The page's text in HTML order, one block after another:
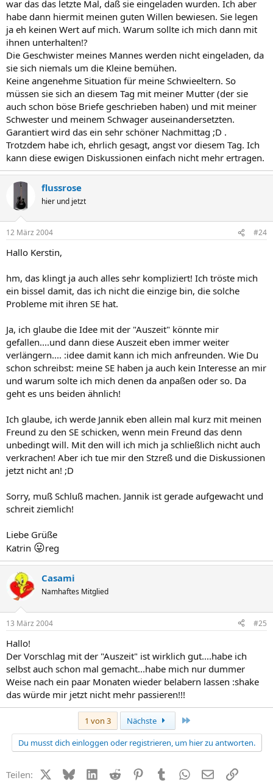
war das das letzte Mal, daß sie eingeladen wurden. Ich aber
habe dann hiermit meinen guten Willen bewiesen. Sie legen
ja eh keinen Wert auf mich. Warum sollte ich mich dann mit
ihnen unterhalten!?
Die Geschwister meines Mannes werden nicht eingeladen, da
sie sich niemals um die Kleine bemühen.
Keine angenehme Situation für meine Schwieeltern. So
müssen sie sich an diesem Tag mit meiner Mutter (der sie
auch schon böse Briefe geschrieben haben) und mit meiner
Schwester und meinem Schwager auseinandersetzten.
Garantiert wird das ein sehr schöner Nachmittag ;D .
Trotzdem habe ich, ehrlich gesagt, angst vor diesem Tag. Ich
kann diese ewigen Diskussionen einfach nicht mehr ertragen.
flussrose
hier und jetzt
12 März 2004 #24
Hallo Kerstin,
hm, das klingt ja auch alles sehr kompliziert! Ich tröste mich
ein bissel damit, das ich nicht die einzige bin, die solche
Probleme mit ihren SE hat.
Ja, ich glaube die Idee mit der "Auszeit" könnte mir
gefallen....und dann diese Auszeit eben immer weiter
verlängern.... :idee damit kann ich mich anfreunden. Wie Du
schon schreibst: meine SE haben ja auch kein Interesse an mir
und warum solte ich mich denen da anpaßen oder so. Da
geht es uns beiden ähnlich!
Ich glaube, ich werde Jannik eben allein mal kurz mit meinen
Freund zu den SE schicken, wenn mein Freund das denn
unbedingt will. Mit den will ich mich ja schließlich nicht auch
verkrachen! Aber ich tue mir den Stzreß und die Diskussionen
jetzt nicht an! ;D
Sorry, muß Schluß machen. Jannik ist gerade aufgewacht und
schreit ziemlich!
Liebe Grüße
Katrin 😛reg
Casami
Namhaftes Mitglied
13 März 2004 #25
Hallo!
Der Vorschlag mit der "Auszeit" ist wirklich gut....habe ich
selbst auch schon mal gemacht...habe mich nur dummer
Weise nach ein paar Monaten wieder belabern lassen :shake
das würde mir jetzt nicht mehr passieren!!!
1 von 3 Nächste
Du musst dich einloggen oder registrieren, um hier zu antworten.
Teilen: X (Twitter)
BlueskyLinkedIn
Reddit PinterestTumblr WhatsApp
E-MailLink